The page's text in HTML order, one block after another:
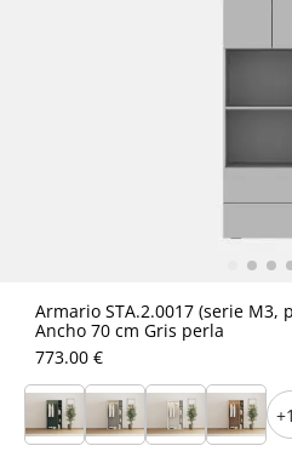
Armario STA.2.0017 (serie M3,
Ancho 70 cm Gris perla
773.00 €